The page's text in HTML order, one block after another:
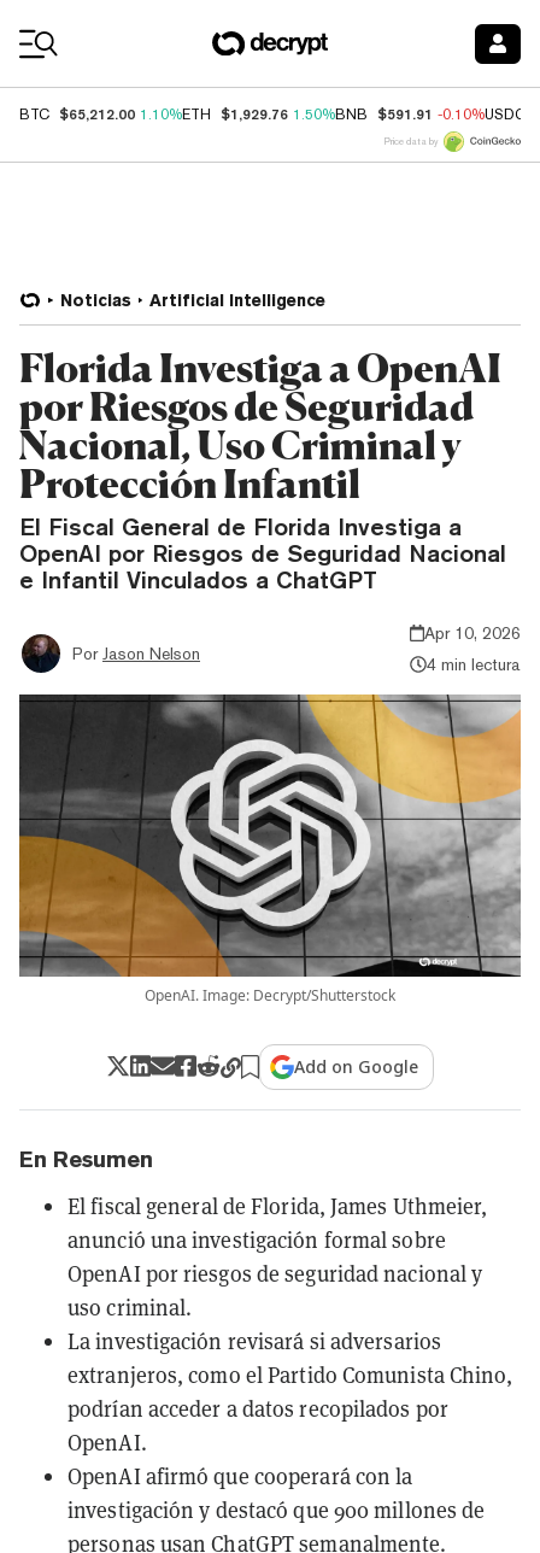
BTC $65,212.00 1.10%ETH $1,929.76 1.50%BNB $591.91 -0.10%USDC
Price data by
Noticias Artificial Intelligence
Florida Investiga a OpenAI
por Riesgos de Seguridad
Nacional, Uso Criminal y
Protección Infantil
El Fiscal General de Florida Investiga a
OpenAI por Riesgos de Seguridad Nacional
e Infantil Vinculados a ChatGPT
Por Jason Nelson
Apr 10, 2026
4 min lectura
OpenAI. Image: Decrypt/Shutterstock
Add on Google
En Resumen
El fiscal general de Florida, James Uthmeier,
anunció una investigación formal sobre
OpenAI por riesgos de seguridad nacional y
uso criminal.
La investigación revisará si adversarios
extranjeros, como el Partido Comunista Chino,
podrían acceder a datos recopilados por
OpenAI.
OpenAI afirmó que cooperará con la
investigación y destacó que 900 millones de
personas usan ChatGPT semanalmente.